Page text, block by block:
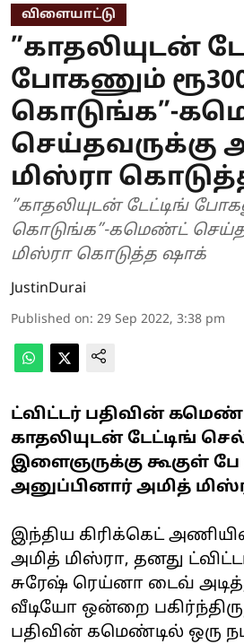
விளையாட்டு
”காதலியுடன்
போகணும்
கொடுங்க”-
செய்தவருக்கு
மிஸ்ரா
”காதலியுடன் டேட்டிங்
கொடுங்க”-கமெண்ட்
மிஸ்ரா கொடுத்த ஷாக்
JustinDurai
Published on: 29 Sep 2022, 3:38 pm
ட்விட்டர் பதிவின்
காதலியுடன் டேட்டிங்
இளைஞருக்கு கூகுள் பே
அனுப்பினார் அமித்
இந்திய கிரிக்கெட்
அமித் மிஸ்ரா, தனது
சுரேஷ் ரெய்னா டைவ்
வீடியோ ஒன்றை
பதிவின் கமெண்டில் ஒரு